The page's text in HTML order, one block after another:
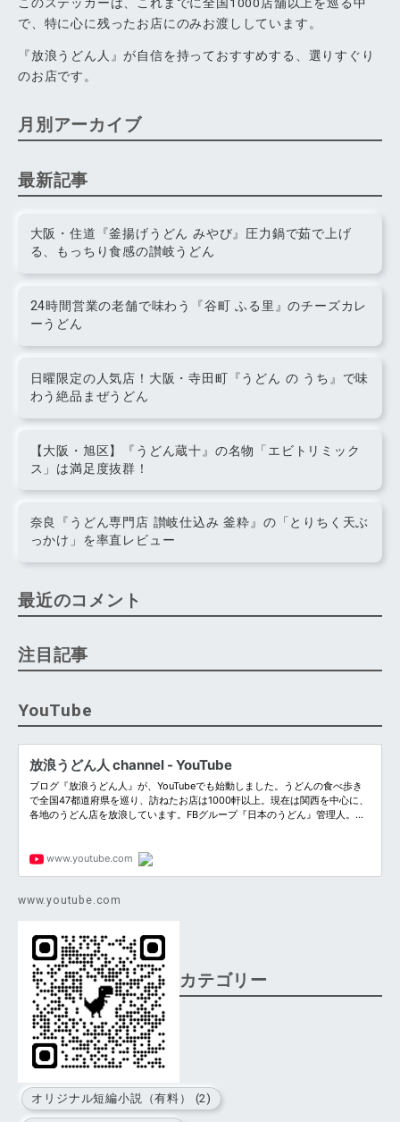
で、特に心に残ったお店にのみお渡ししています。
『放浪うどん人』が自信を持っておすすめする、選りすぐり
のお店です。
月別アーカイブ
最新記事
大阪・住道『釜揚げうどん みやび』圧力鍋で茹で上げ
る、もっちり食感の讃岐うどん
24時間営業の老舗で味わう『谷町 ふる里』のチーズカレ
ーうどん
日曜限定の人気店！大阪・寺田町『うどん の うち』で味
わう絶品まぜうどん
【大阪・旭区】『うどん蔵十』の名物「エビトリミック
ス」は満足度抜群！
奈良『うどん専門店 讃岐仕込み 釜粋』の「とりちく天ぶ
っかけ」を率直レビュー
最近のコメント
注目記事
YouTube
www.youtube.com
カテゴリー
オリジナル短編小説（有料） (2)